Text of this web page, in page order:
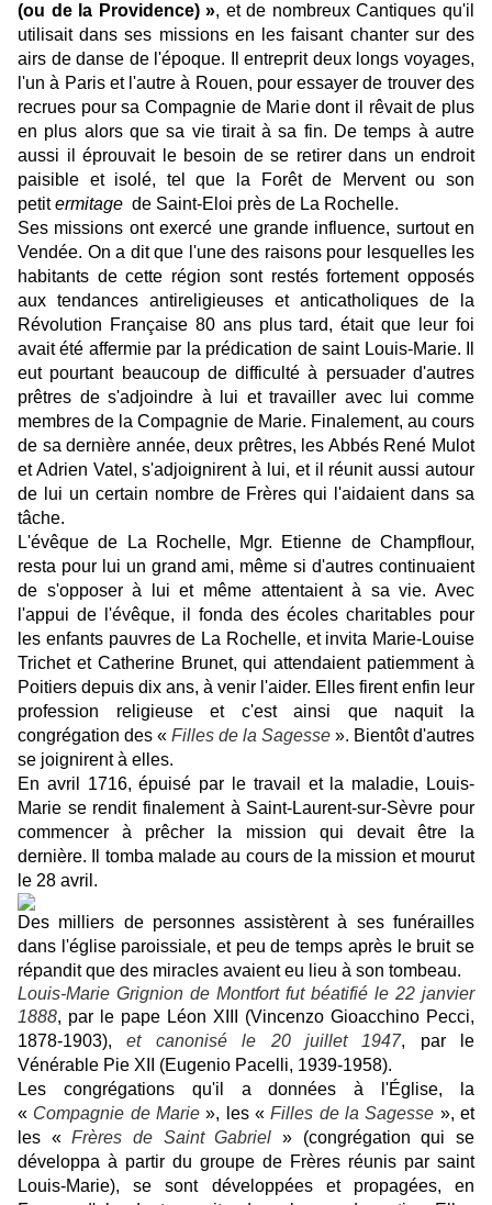
(ou de la Providence)», et de nombreux Cantiques qu'il
utilisait dans ses missions en les faisant chanter sur des
airs de danse de l'époque. Il entreprit deux longs voyages,
l'un à Paris et l'autre à Rouen, pour essayer de trouver des
recrues pour sa Compagnie de Marie dont il rêvait de plus
en plus alors que sa vie tirait à sa fin. De temps à autre
aussi il éprouvait le besoin de se retirer dans un endroit
paisible et isolé, tel que la Forêt de Mervent ou son
petitermitage de Saint-Eloi près de La Rochelle.
Ses missions ont exercé une grande influence, surtout en
Vendée. On a dit que l'une des raisons pour lesquelles les
habitants de cette région sont restés fortement opposés
aux tendances antireligieuses et anticatholiques de la
Révolution Française 80 ans plus tard, était que leur foi
avait été affermie par la prédication de saint Louis-Marie. Il
eut pourtant beaucoup de difficulté à persuader d'autres
prêtres de s'adjoindre à lui et travailler avec lui comme
membres de la Compagnie de Marie. Finalement, au cours
de sa dernière année, deux prêtres, les Abbés René Mulot
et Adrien Vatel, s'adjoignirent à lui, et il réunit aussi autour
de lui un certain nombre de Frères qui l'aidaient dans sa
tâche.
L'évêque de La Rochelle, Mgr. Etienne de Champflour,
resta pour lui un grand ami, même si d'autres continuaient
de s'opposer à lui et même attentaient à sa vie. Avec
l'appui de l'évêque, il fonda des écoles charitables pour
les enfants pauvres de La Rochelle, et invita Marie-Louise
Trichet et Catherine Brunet, qui attendaient patiemment à
Poitiers depuis dix ans, à venir l'aider. Elles firent enfin leur
profession religieuse et c'est ainsi que naquit la
congrégation des « Filles de la Sagesse ». Bientôt d'autres
se joignirent à elles.
En avril 1716, épuisé par le travail et la maladie, Louis-
Marie se rendit finalement à Saint-Laurent-sur-Sèvre pour
commencer à prêcher la mission qui devait être la
dernière. Il tomba malade au cours de la mission et mourut
le 28 avril.
Des milliers de personnes assistèrent à ses funérailles
dans l'église paroissiale, et peu de temps après le bruit se
répandit que des miracles avaient eu lieu à son tombeau.
Louis-Marie Grignion de Montfortfut béatifié le 22 janvier
1888, par le pape Léon XIII (Vincenzo Gioacchino Pecci,
1878-1903),et canonisé le 20 juillet 1947, par le
Vénérable Pie XII (Eugenio Pacelli, 1939-1958).
Les congrégations qu'il a données à l'Église, la
« Compagnie de Marie », les «Filles de la Sagesse », et
les «Frères de Saint Gabriel » (congrégation qui se
développa à partir du groupe de Frères réunis par saint
Louis-Marie), se sont développées et propagées, en